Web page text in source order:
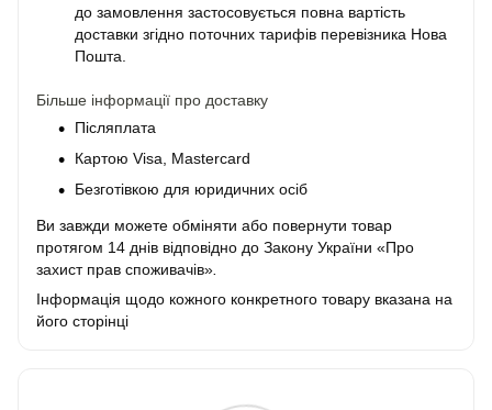
до замовлення застосовується повна вартість
доставки згідно поточних тарифів перевізника Нова
Пошта.
Більше інформації про доставку
Післяплата
Картою Visa, Mastercard
Безготівкою для юридичних осіб
Ви завжди можете обміняти або повернути товар
протягом 14 днів відповідно до Закону України «Про
захист прав споживачів»
Інформація щодо кожного конкретного товару вказана на
його сторінці